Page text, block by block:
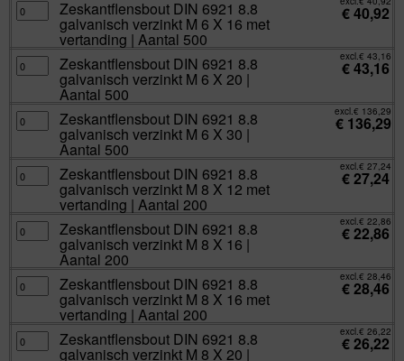
Aantal
500
aantal
M
6
Aantal
500
aantal
Zeskantflensbout
DIN
6921
galvanisch
verzinkt
M
6
vertanding
Aantal
Zeskantflensbout DIN 6921 8.8
galvanisch verzinkt M 6 X 16 met
vertanding | Aantal 500
€40,92
Zeskantflensbout
DIN
6921
galvanisch
verzinkt
M
6
Aantal
500
aantal
Zeskantflensbout DIN 6921 8.8
galvanisch verzinkt M 6 X 20 |
Aantal 500
excl. € 43,16
€43,16
Zeskantflensbout
DIN
6921
galvanisch
verzinkt
M
6
Aantal
500
aantal
Zeskantflensbout DIN 6921 8.8
galvanisch verzinkt M 6 X 30 |
Aantal 500
excl. € 136,29
€ 136,29
Zeskantflensbout
DIN
6921
galvanisch
verzinkt
M
8
vertanding
Aantal
Zeskantflensbout DIN 6921 8.8
galvanisch verzinkt M 8 X 12 met
vertanding | Aantal 200
excl. € 27,24
€27,24
Zeskantflensbout
DIN
6921
galvanisch
verzinkt
M
8
Aantal
200
aantal
Zeskantflensbout DIN 6921 8.8
galvanisch verzinkt M 8 X 16 |
Aantal 200
excl. € 22,86
€22,86
Zeskantflensbout
DIN
6921
galvanisch
verzinkt
M
8
Zeskantflensbout DIN 6921 8.8
galvanisch verzinkt M 8 X 16 met
vertanding | Aantal 200
excl. € 28,46
€28,46
Zeskantflensbout
DIN
6921
Zeskantflensbout DIN 6921 8.8
galvanisch verzinkt M 8 X 20 |
excl. € 26,22
€26,22